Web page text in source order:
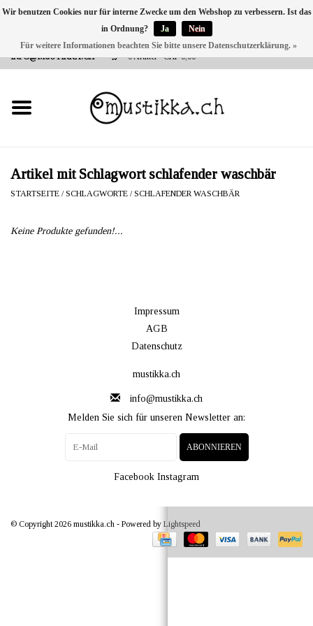
VERSANDKOSTEN 0 CHF INNERHALB CH | INT. VERSAND ÜBER
INFO@MUSTIKKA.CH
0 Artikel - CHF 0,00
NEU BEI UNS
SHOP - A PIECE OF
FINLAND FOR YOU
Artikel mit Schlagwort schlafender waschbär
STARTSEITE /SCHLAGWORTE /SCHLAFENDER WASCHBÄR
Keine Produkte gefunden!...
Impressum
AGB
Datenschutz
mustikka.ch
info@mustikka.ch
Melden Sie sich für unseren Newsletter an:
ABONNIEREN
Facebook Instagram
© Copyright 2026 mustikka.ch - Powered by Lightspeed
Wir benutzen Cookies nur für interne Zwecke um den Webshop zu verbessern. Ist das
in Ordnung?
Ja
Nein
Für weitere Informationen beachten Sie bitte unsere Datenschutzerklärung. »